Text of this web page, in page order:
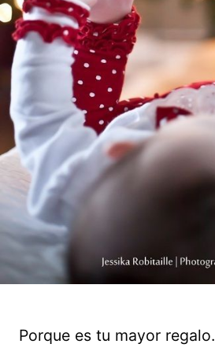
Porque es tu mayor regalo.